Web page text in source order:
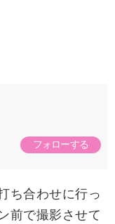
フォローする
ち合わせに行っ
前で撮影させて